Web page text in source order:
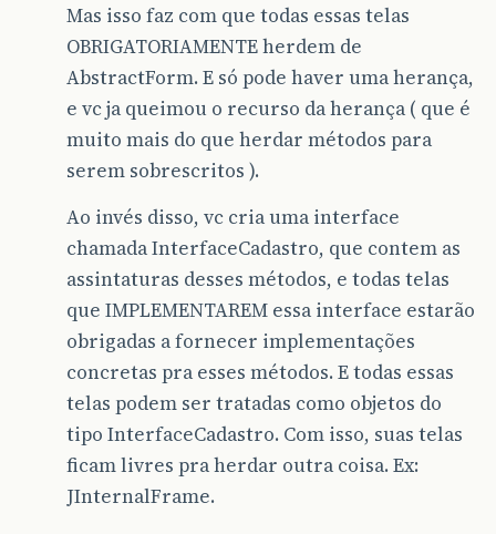
Mas isso faz com que todas essas telas
OBRIGATORIAMENTE herdem de
AbstractForm. E só pode haver uma herança,
e vc ja queimou o recurso da herança ( que é
muito mais do que herdar métodos para
serem sobrescritos ).
Ao invés disso, vc cria uma interface
chamada InterfaceCadastro, que contem as
assintaturas desses métodos, e todas telas
que IMPLEMENTAREM essa interface estarão
obrigadas a fornecer implementações
concretas pra esses métodos. E todas essas
telas podem ser tratadas como objetos do
tipo InterfaceCadastro. Com isso, suas telas
ficam livres pra herdar outra coisa. Ex:
JInternalFrame.